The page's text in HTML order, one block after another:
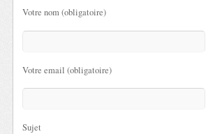
Votre nom (obligatoire)
Votre email (obligatoire)
Sujet